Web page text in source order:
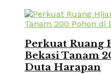
Perkuat Ruang
Bekasi Tanam
Duta Harapan